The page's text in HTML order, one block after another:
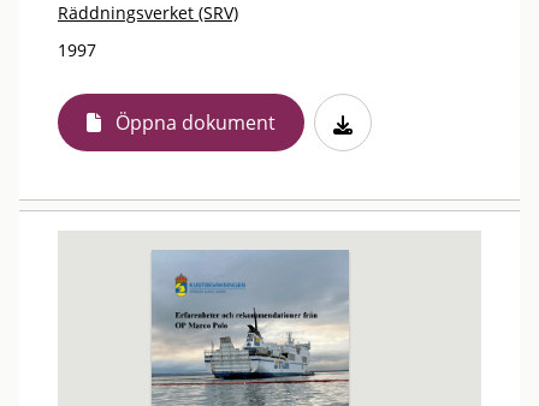
Räddningsverket (SRV)
1997
Öppna dokument